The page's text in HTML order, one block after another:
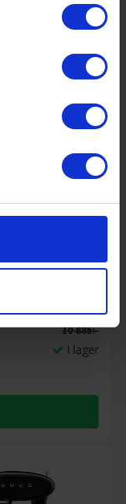
7 990:-
10 885:-
I lager